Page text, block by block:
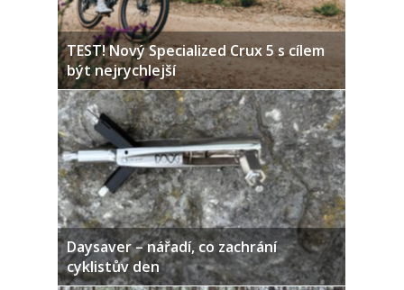
TEST! Nový Specialized Crux 5 s cílem
být nejrychlejší
Daysaver – nářadí, co zachrání
cyklistův den